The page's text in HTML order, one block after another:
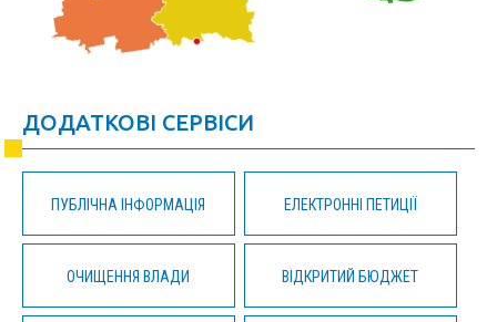
ДОДАТКОВІ СЕРВІСИ
ПУБЛІЧНА ІНФОРМАЦІЯ ЕЛЕКТРОННІ ПЕТИЦІЇ
ОЧИЩЕННЯ ВЛАДИ ВІДКРИТИЙ БЮДЖЕТ